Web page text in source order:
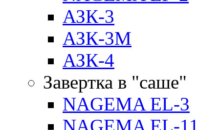
АЗК-3
АЗК-3М
АЗК-4
Завертка в "саше"
NAGEMA EL-3